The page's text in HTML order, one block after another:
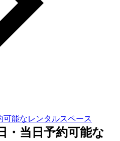
能なレンタルスペース
・当日予約可能な